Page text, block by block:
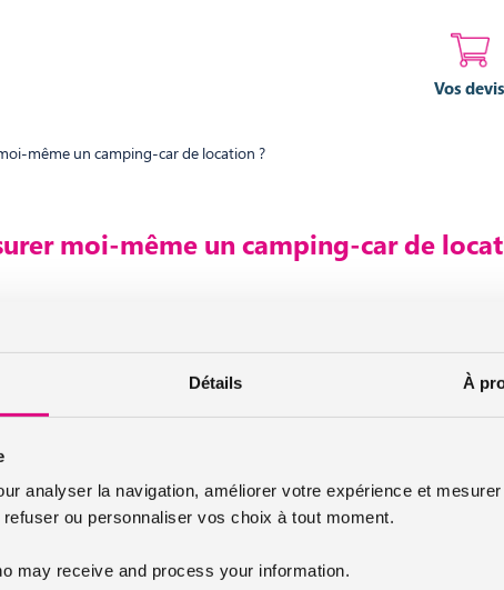
Détails À
analyser la navigation, améliorer votre expérience et
ou personnaliser vos choix à tout moment.
may receive and process your information.
Vos devis
même un camping-car de location ?
moi-même un camping-car de
assuré par son propriétaire
car est proposée par le propriétaire du véhicule. Dans cette
qu’il arrive.
car de location
proposée par le propriétaire du véhicule loué. Dans ce cas, vous